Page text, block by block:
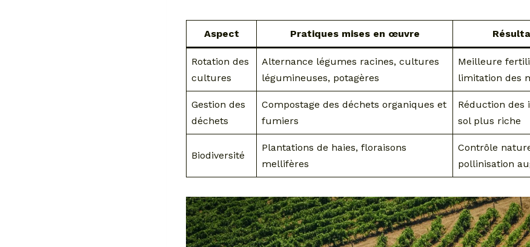
Aspect Pratiques mises en œuvre
Rotation des
cultures
Alternance légumes racines, cultures
légumineuses, potagères
Meilleure
limitation des
Gestion des
déchets
Compostage des déchets organiques et
fumiers
Réduction des
sol plus riche
Biodiversité
Plantations de haies, floraisons
mellifères
Contrôle
pollinisation